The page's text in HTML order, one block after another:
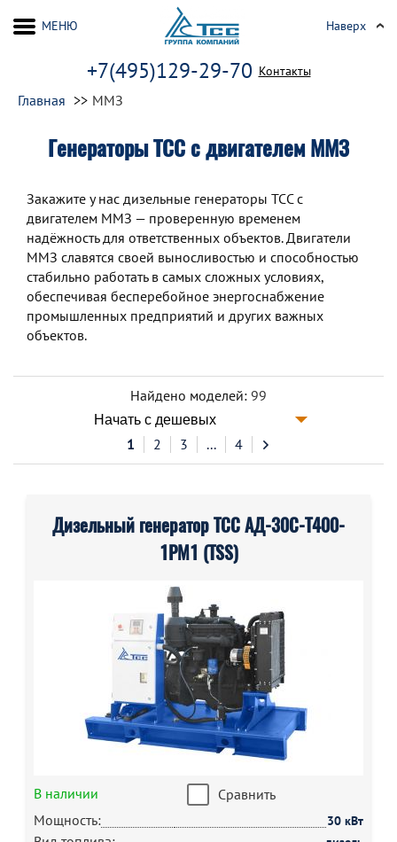
+7(495)129-29-70 Контакты
МЕНЮ Наверх
Главная ММЗ
Генераторы ТСС c двигателем ММЗ
Закажите у нас дизельные генераторы ТСС с
двигателем ММЗ — проверенную временем
надёжность для ответственных объектов. Двигатели
ММЗ славятся своей выносливостью и способностью
стабильно работать в самых сложных условиях,
обеспечивая бесперебойное энергоснабжение
промышленных предприятий и других важных
объектов.
Найдено моделей: 99
1 2 3 ... 4
Дизельный генератор ТСС АД-30С-Т400-
1РМ1 (TSS)
В наличии
Сравнить
Мощность:
30 кВт